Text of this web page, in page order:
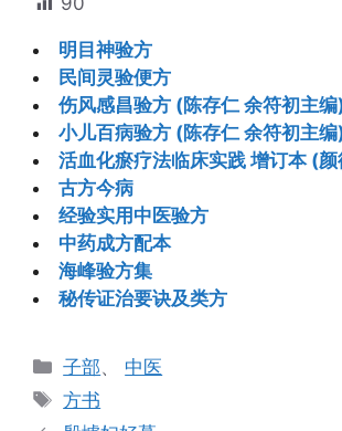
明目神验方
民间灵验便方
伤风感昌验方 (陈存仁 余符初主编
小儿百病验方 (陈存仁 余符初主编
活血化瘀疗法临床实践 增订本 (
古方今病
经验实用中医验方
中药成方配本
海峰验方集
秘传证治要诀及类方
分
类
子部、 中医
标
签
方书